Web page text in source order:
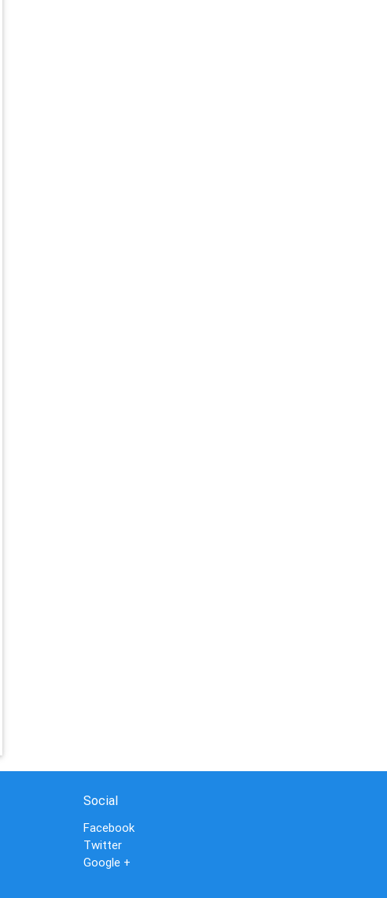
Social
Facebook
Twitter
Google +